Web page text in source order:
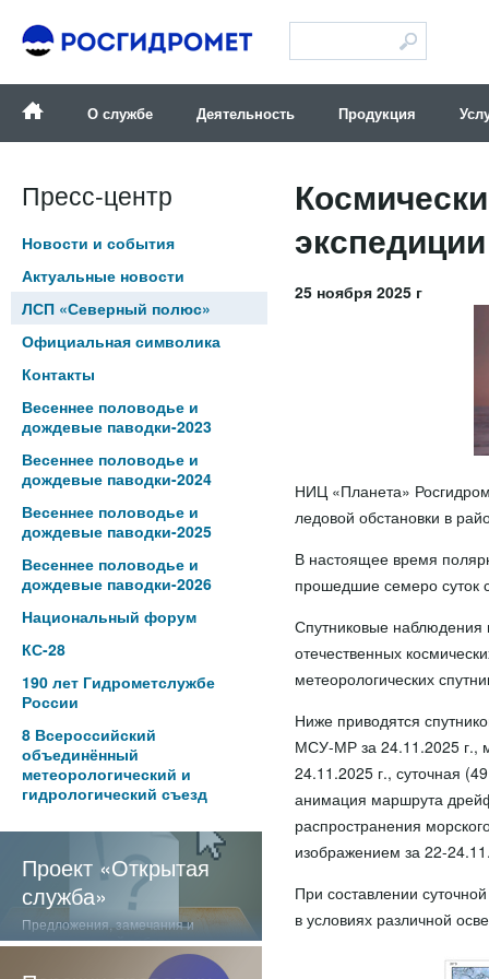
О службе Деятельность Продукция
Пресс-центр
Новости и события
Актуальные новости
ЛСП «Северный полюс»
Официальная символика
Контакты
Весеннее половодье и
дождевые паводки-2023
Весеннее половодье и
дождевые паводки-2024
Весеннее половодье и
дождевые паводки-2025
Весеннее половодье и
дождевые паводки-2026
Национальный форум
КС-28
190 лет Гидрометслужбе
России
8 Всероссийский
объединённый
метеорологический и
гидрологический съезд
Проект «Открытая
служба»
Предложения, замечания и
отзывы о нашей работе
25 ноября 2025 г
НИЦ «Планета»
ледовой обстановки в
В настоящее время
прошедшие семеро суток
Спутниковые наблюдения
отечественных
метеорологических
Ниже приводятся
МСУ-МР за 24.11.2025 г.,
24.11.2025 г., суточная
анимация маршрута
распространения
изображением за 22-
При составлении
в условиях различной